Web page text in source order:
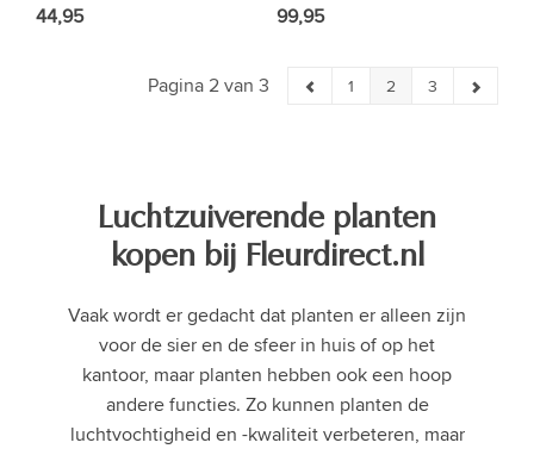
44,95 99,95
Pagina 2 van 3 1 2 3
Luchtzuiverende planten
kopen bij Fleurdirect.nl
Vaak wordt er gedacht dat planten er alleen zijn
voor de sier en de sfeer in huis of op het
kantoor, maar planten hebben ook een hoop
andere functies. Zo kunnen planten de
luchtvochtigheid en -kwaliteit verbeteren, maar